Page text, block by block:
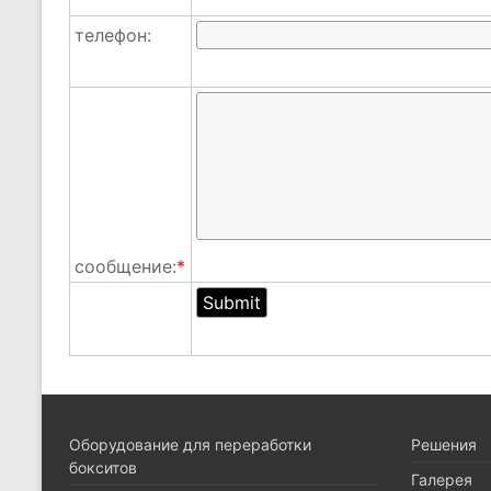
телефон:
сообщение:*
Оборудование для переработки
бокситов
Pешения
Галерея